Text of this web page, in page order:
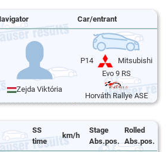
Car/entrant
Zejda Viktória
P14
Mitsubishi
Evo 9 RS
Horváth Rallye ASE
SS
time
km/h
Stage
Abs.pos.
Rolled
Abs.pos.